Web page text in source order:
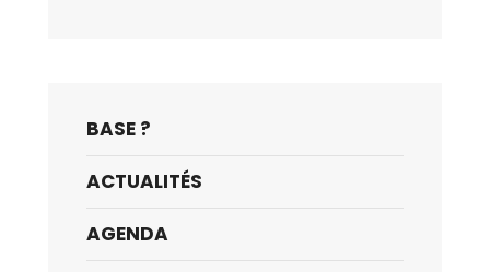
BASE ?
ACTUALITÉS
AGENDA